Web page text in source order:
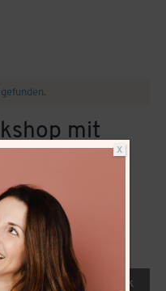
mit
CEST
DIY Schmuck
X